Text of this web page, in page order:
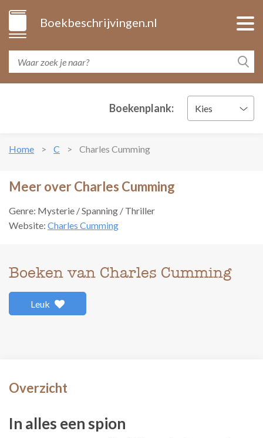
Boekbeschrijvingen.nl
Boekenplank: Kies
Home C Charles Cumming
Meer over Charles Cumming
Genre: Mysterie / Spanning / Thriller
Website: Charles Cumming
Boeken van Charles Cumming
Leuk
Overzicht
In alles een spion